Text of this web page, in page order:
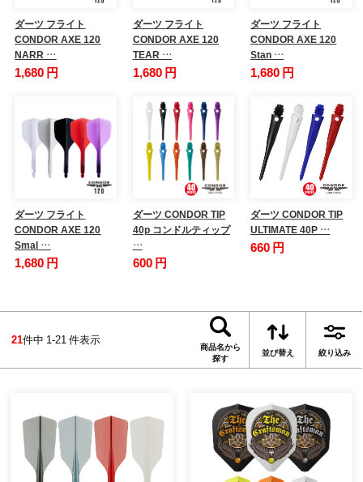
ダーツ フライト
CONDOR AXE 120
NARR …
1,680 円
ダーツ フライト
CONDOR AXE 120
TEAR …
1,680 円
ダーツ フライト
CONDOR AXE 120
Stan …
1,680 円
ダーツ フライト
CONDOR AXE 120
Smal …
1,680 円
ダーツ CONDOR TIP
40p コンドルティップ
…
600 円
ダーツ CONDOR TIP
ULTIMATE 40P …
660 円
21件中 1-21 件表示
商品名から
探す
並び替え 絞り込み